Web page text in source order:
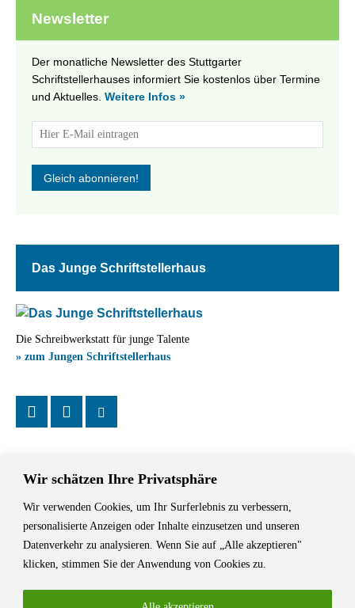
Wir schätzen Ihre Privatsphäre
Wir verwenden Cookies, um Ihr Surferlebnis zu verbessern,
personalisierte Anzeigen oder Inhalte einzusetzen und unseren
Datenverkehr zu analysieren. Wenn Sie auf „Alle akzeptieren"
klicken, stimmen Sie der Anwendung von Cookies zu.
Newsletter
Der monatliche Newsletter des Stuttgarter
Schriftstellerhauses informiert Sie kostenlos über Termine
und Aktuelles. Weitere Infos »
Das Junge Schriftstellerhaus
Die Schreibwerkstatt für junge Talente
» zum Jungen Schriftstellerhaus
Das Schriftstellerhaus ist ein beliebter Treffpunkt für Autorinnen und
Autoren aus Stuttgart und der Region sowie ein Veranstaltungsort für
Lesungen, Tagungen und Schreibwerkstätten.